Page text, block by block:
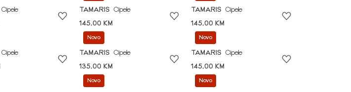
Cipele
TAMARIS
Cipele
145,00 KM
TAMARIS
Cipele
145,00 KM
Cipele
Novo
TAMARIS
Cipele
135,00 KM
Novo
TAMARIS
Cipele
145,00 KM
Novo Novo